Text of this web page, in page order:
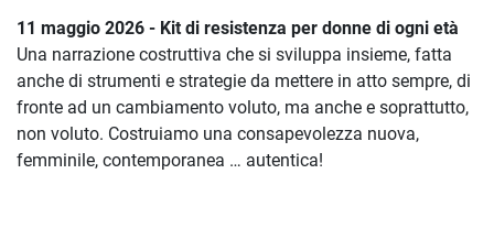
11 maggio 2026 - Kit di resistenza per donne di ogni età
Una narrazione costruttiva che si sviluppa insieme, fatta
anche di strumenti e strategie da mettere in atto sempre, di
fronte ad un cambiamento voluto, ma anche e soprattutto,
non voluto. Costruiamo una consapevolezza nuova,
femminile, contemporanea … autentica!